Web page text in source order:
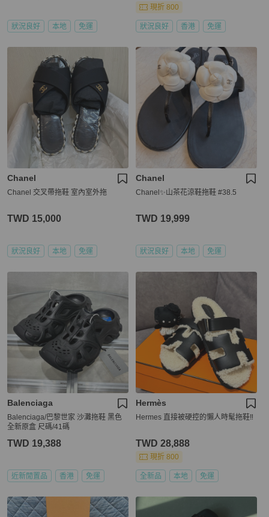
狀況良好 本地 免運
現折 800
狀況良好 香港 免運
Chanel
Chanel 交叉帶拖鞋 室內室外拖
TWD 15,000
狀況良好 本地 免運
Chanel
Chanel✨山茶花涼鞋拖鞋 #38.5
TWD 19,999
狀況良好 本地 免運
Balenciaga
Balenciaga/巴黎世家 沙灘拖鞋 黑色
全新原盒 尺碼/41碼
TWD 19,388
近新閒置品 香港 免運
Hermès
Hermes 直接被硬控的懶人時髦拖鞋‼️
TWD 28,888
現折 800
全新品 本地 免運